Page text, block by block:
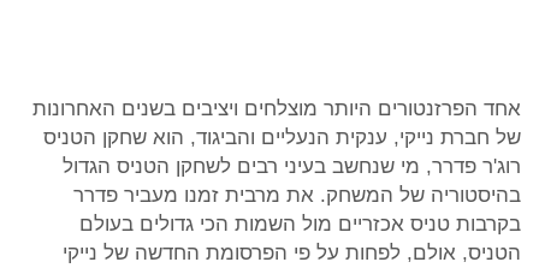
אחד הפרזנטורים היותר מוצלחים ויציבים בשנים האחרונות
של חברת נייקי, ענקית הנעליים והביגוד, הוא שחקן הטניס
רוג'ר פדרר, מי שנחשב בעיני רבים לשחקן הטניס הגדול
בהיסטוריה של המשחק. את מרבית זמנו מעביר פדרר
בקרבות טניס אכזריים מול השמות הכי גדולים בעולם
הטניס, אולם, לפחות על פי הפרסומת החדשה של נייקי